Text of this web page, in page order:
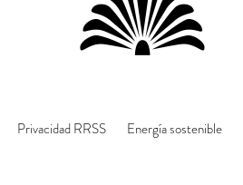
Privacidad RRSS Energía sostenible